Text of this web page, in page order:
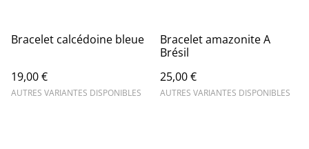
Bracelet calcédoine bleue
19,00 €
AUTRES VARIANTES DISPONIBLES
Bracelet amazonite A
Brésil
25,00 €
AUTRES VARIANTES DISPONIBLES